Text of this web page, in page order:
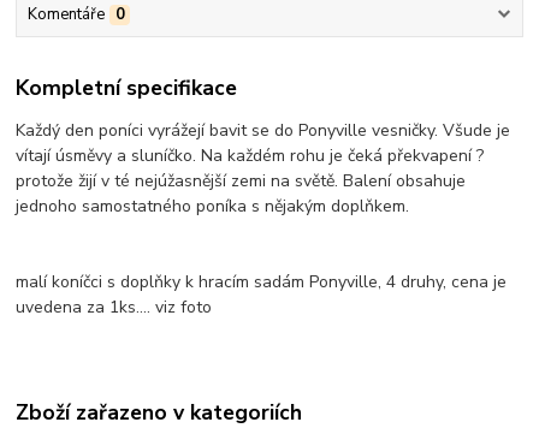
Komentáře 0
Kompletní specifikace
Každý den poníci vyrážejí bavit se do Ponyville vesničky. Všude je
vítají úsměvy a sluníčko. Na každém rohu je čeká překvapení ?
protože žijí v té nejúžasnější zemi na světě. Balení obsahuje
jednoho samostatného poníka s nějakým doplňkem.
malí koníčci s doplňky k hracím sadám Ponyville, 4 druhy, cena je
uvedena za 1ks.... viz foto
Zboží zařazeno v kategoriích